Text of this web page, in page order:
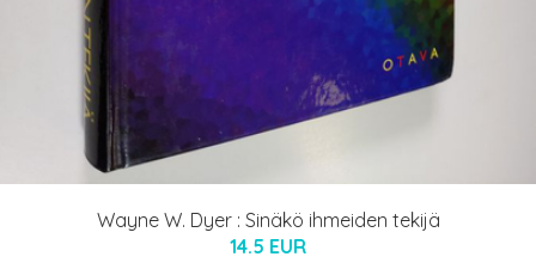
Wayne W. Dyer : Sinäkö ihmeiden tekijä
14.5 EUR